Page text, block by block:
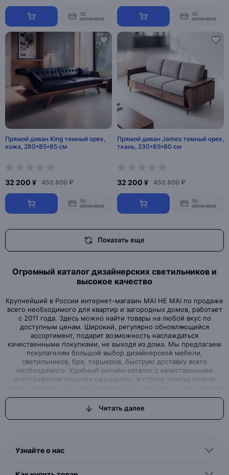
10
оплачено
10
оплачено
Прямой диван King темный орех,
кожа, 280*85*85 см
32 200 ¥ 450 800 ₽
10
оплачено
Прямой диван James темный орех,
ткань, 230*85*80 см
32 200 ¥ 450 800 ₽
10
оплачено
Показать еще
Огромный каталог дизайнерских светильников и
высокое качество
Крупнейший в России интернет-магазин MAI HE MAI по продаже
всего необходимого для квартир и загородных домов, работает
с 2011 года. Здесь можно найти товары на любой вкус по
доступным ценам. Широкий, регулярно обновляющийся
ассортимент, подарит возможность наслаждаться
качественными покупками, не выходя из дома. Мы предлагаем
покупателям большой выбор дизайнерской мебели,
светильников, бра, торшеров, быструю доставку всего
необходимого. Удобный онлайн-каталог с качественными
фотографиями поделён на разделы, в строке поиска можно
варианты товаров нашего магазина.Интернет-магазин, где вы
можете найти всё, что ищете
Вы задумали начать ремонт или просто обновить дизайн
предложения, которые смогут удовлетворить самые
Читать далее
Узнайте о нас